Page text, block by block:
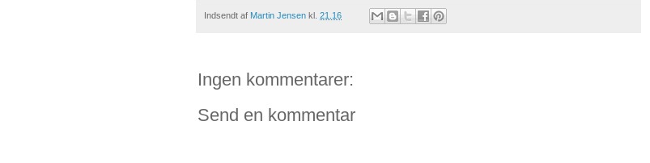
Indsendt af Martin Jensen kl. 21.16
Ingen kommentarer:
Send en kommentar